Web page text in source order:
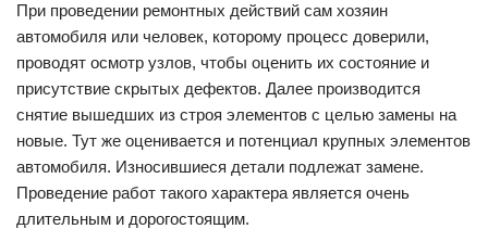
При проведении ремонтных действий сам хозяин
автомобиля или человек, которому процесс доверили,
проводят осмотр узлов, чтобы оценить их состояние и
присутствие скрытых дефектов. Далее производится
снятие вышедших из строя элементов с целью замены на
новые. Тут же оценивается и потенциал крупных элементов
автомобиля. Износившиеся детали подлежат замене.
Проведение работ такого характера является очень
длительным и дорогостоящим.